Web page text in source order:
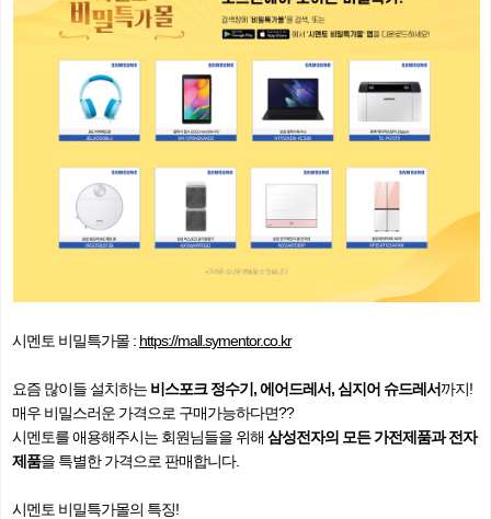
시멘토 비밀특가몰 : https://mall.symentor.co.kr
요즘 많이들 설치하는 비스포크 정수기, 에어드레서, 심지어 슈드레서까지!
매우 비밀스러운 가격으로 구매가능하다면??
시멘토를 애용해주시는 회원님들을 위해 삼성전자의 모든 가전제품과 전자
제품을 특별한 가격으로 판매합니다.
시멘토 비밀특가몰의 특징!